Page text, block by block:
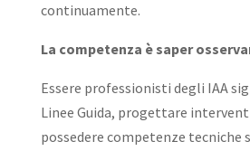
continuamente.
La competenza è saper
Essere professionisti degli IAA
Linee Guida, progettare
possedere competenze tecniche